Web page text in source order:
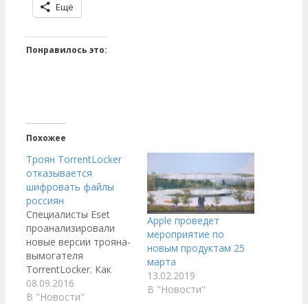
Ещё
Понравилось это:
Похожее
Троян TorrentLocker
отказывается
шифровать файлы
россиян
Специалисты Eset
проанализировали
новые версии трояна-
вымогателя
TorrentLocker. Как
сообщили в Eset,
шифратор, известный
08.09.2016
В "Новости"
Apple проведет
мероприятие по
новым продуктам 25
марта
13.02.2019
В "Новости"